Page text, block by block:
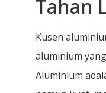
Tahan
Kusen
aluminium
Aluminium